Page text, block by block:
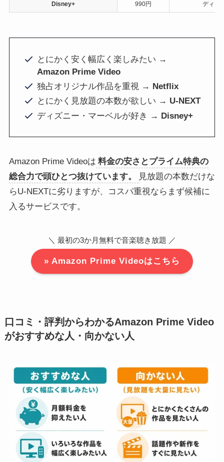
Disney+ 990円 ディズ
とにかく安く幅広く楽しみたい →
Amazon Prime Video
独占オリジナル作品を重視 → Netflix
とにかく見放題の本数が欲しい → U-NEXT
ディズニー・マーベルが好き → Disney+
Amazon Prime Videoは 料金の安さとプライム特典の
総合力で頭ひとつ抜けています。
見放題の本数だけな
らU-NEXTに劣りますが、コスパ重視ならまず候補に
入るサービスです。
＼ 最初の3か月無料で音楽聴き放題 ／
» Amazon Prime Videoはこちら
口コミ・評判からわかるAmazon Prime Video
がおすすめな人・向かない人